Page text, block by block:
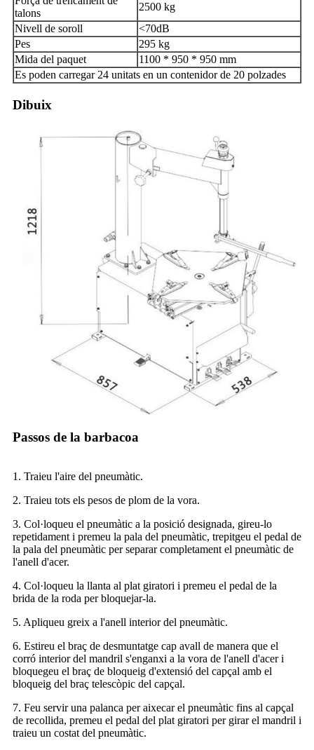
talons
2500 kg
Nivell de soroll
<70dB
Pes
295 kg
Mida del paquet
1100 * 950 * 950 mm
Es poden carregar 24 unitats en un contenidor de 20 polzades
Dibuix
Passos de la barbacoa
1. Traieu l'aire del pneumàtic.
2. Traieu tots els pesos de plom de la vora.
3. Col·loqueu el pneumàtic a la posició designada, gireu-lo
repetidament i premeu la pala del pneumàtic, trepitgeu el pedal de
la pala del pneumàtic per separar completament el pneumàtic de
l'anell d'acer.
4. Col·loqueu la llanta al plat giratori i premeu el pedal de la
brida de la roda per bloquejar-la.
5. Apliqueu greix a l'anell interior del pneumàtic.
6. Estireu el braç de desmuntatge cap avall de manera que el
corró interior del mandril s'enganxi a la vora de l'anell d'acer i
bloquegeu el braç de bloqueig d'extensió del capçal amb el
bloqueig del braç telescòpic del capçal.
7. Feu servir una palanca per aixecar el pneumàtic fins al capçal
de recollida, premeu el pedal del plat giratori per girar el mandril i
traieu un costat del pneumàtic.